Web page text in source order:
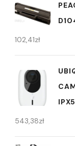
102,41zł
543,38zł